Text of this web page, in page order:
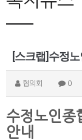
[스크랩]수정
협의회 0
수정노인종
안내